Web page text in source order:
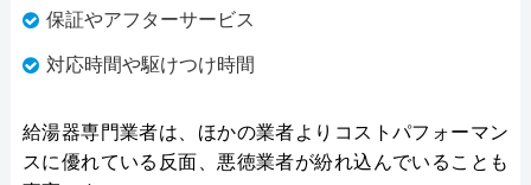
保証やアフターサービス
対応時間や駆けつけ時間
給湯器専門業者は、ほかの業者よりコストパフォーマン
スに優れている反面、悪徳業者が紛れ込んでいることも